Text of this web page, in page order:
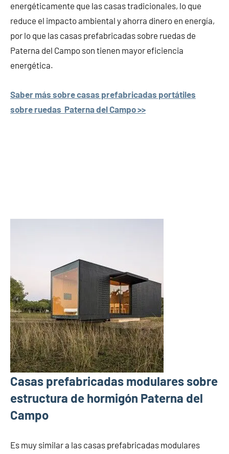
energéticamente que las casas tradicionales, lo que
reduce el impacto ambiental y ahorra dinero en energía,
por lo que las casas prefabricadas sobre ruedas de
Paterna del Campo son tienen mayor eficiencia
energética.
Saber más sobre casas prefabricadas portátiles
sobre ruedas Paterna del Campo >>
Casas prefabricadas modulares sobre
estructura de hormigón Paterna del
Campo
Es muy similar a las casas prefabricadas modulares